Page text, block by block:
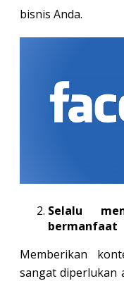
bisnis Anda.
Selalu
bermanfaat
Memberikan
sangat diperlukan